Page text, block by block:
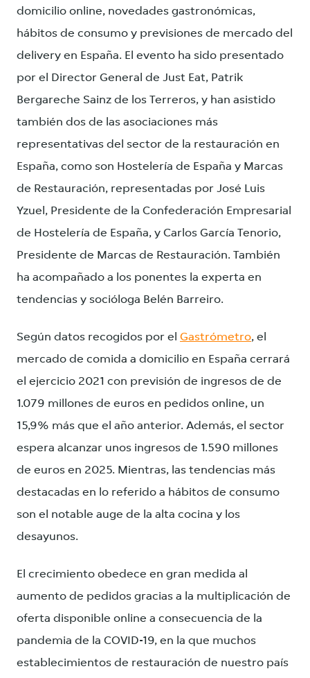
domicilio online, novedades gastronómicas,
hábitos de consumo y previsiones de mercado del
delivery en España. El evento ha sido presentado
por el Director General de Just Eat, Patrik
Bergareche Sainz de los Terreros, y han asistido
también dos de las asociaciones más
representativas del sector de la restauración en
España, como son Hostelería de España y Marcas
de Restauración, representadas por José Luis
Yzuel, Presidente de la Confederación Empresarial
de Hostelería de España, y Carlos García Tenorio,
Presidente de Marcas de Restauración. También
ha acompañado a los ponentes la experta en
tendencias y socióloga Belén Barreiro.
Según datos recogidos por el Gastrómetro, el
mercado de comida a domicilio en España cerrará
el ejercicio 2021 con previsión de ingresos de de
1.079 millones de euros en pedidos online, un
15,9% más que el año anterior. Además, el sector
espera alcanzar unos ingresos de 1.590 millones
de euros en 2025. Mientras, las tendencias más
destacadas en lo referido a hábitos de consumo
son el notable auge de la alta cocina y los
desayunos.
El crecimiento obedece en gran medida al
aumento de pedidos gracias a la multiplicación de
oferta disponible online a consecuencia de la
pandemia de la COVID-19, en la que muchos
establecimientos de restauración de nuestro país